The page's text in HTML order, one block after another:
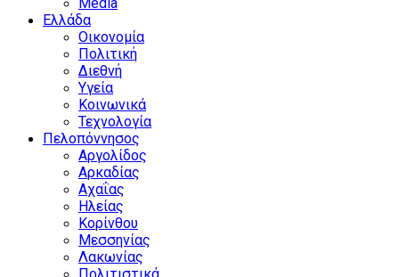
Ελλάδα
Οικονομία
Πολιτική
Διεθνή
Υγεία
Κοινωνικά
Τεχνολογία
Πελοπόννησος
Αργολίδος
Αρκαδίας
Αχαΐας
Ηλείας
Κορίνθου
Μεσσηνίας
Λακωνίας
Πολιτιστικά